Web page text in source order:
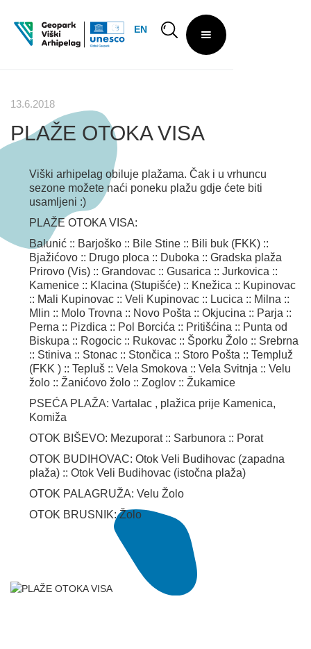
EN
13.6.2018
PLAŽE OTOKA VISA
Viški arhipelag obiluje plažama. Čak i u vrhuncu
sezone možete naći poneku plažu gdje ćete biti
usamljeni :)
PLAŽE OTOKA VISA:
Balunić :: Barjoško :: Bile Stine :: Bili buk (FKK) ::
Bjažićovo :: Drugo ploca :: Duboka :: Gradska plaža
Prirovo (Vis) :: Grandovac :: Gusarica :: Jurkovica ::
Kamenice :: Klacina (Stupišće) :: Knežica :: Kupinovac
:: Mali Kupinovac :: Veli Kupinovac :: Lucica :: Milna ::
Mlin :: Molo Trovna :: Novo Pošta :: Okjucina :: Parja ::
Perna :: Pizdica :: Pol Borcića :: Pritišćina :: Punta od
Biskupa :: Rogocic :: Rukovac :: Šporku Žolo :: Srebrna
:: Stiniva :: Stonac :: Stončica :: Storo Pošta :: Templuž
(FKK ) :: Tepluš :: Vela Smokova :: Vela Svitnja :: Velu
žolo :: Žanićovo žolo :: Zoglov :: Žukamice
PSEĆA PLAŽA: Vartalac , plažica prije Kamenica,
Komiža
OTOK BIŠEVO: Mezuporat :: Sarbunora :: Porat
OTOK BUDIHOVAC: Otok Veli Budihovac (zapadna
plaža) :: Otok Veli Budihovac (istočna plaža)
OTOK PALAGRUŽA: Velu Žolo
OTOK BRUSNIK: Žolo